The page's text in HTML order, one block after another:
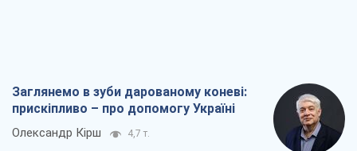
Заглянемо в зуби дарованому коневі:
прискіпливо – про допомогу Україні
Олександр Кірш 4,7 т.